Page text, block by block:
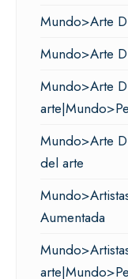
Mundo>Arte
Mundo>Arte
Mundo>Arte
Mundo>Arte
del arte
Aumentada